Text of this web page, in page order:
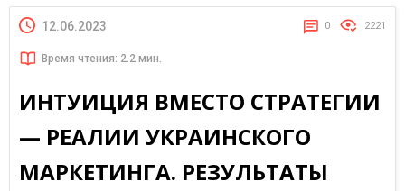
12.06.2023 0 2221
Время чтения: 2.2 мин.
ИНТУИЦИЯ ВМЕСТО СТРАТЕГИИ
— РЕАЛИИ УКРАИНСКОГО
МАРКЕТИНГА. РЕЗУЛЬТАТЫ